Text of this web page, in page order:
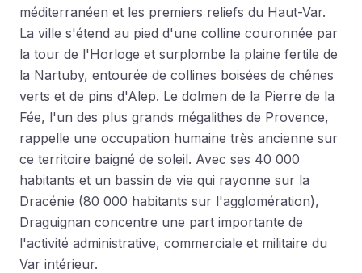
méditerranéen et les premiers reliefs du Haut-Var.
La ville s'étend au pied d'une colline couronnée par
la tour de l'Horloge et surplombe la plaine fertile de
la Nartuby, entourée de collines boisées de chênes
verts et de pins d'Alep. Le dolmen de la Pierre de la
Fée, l'un des plus grands mégalithes de Provence,
rappelle une occupation humaine très ancienne sur
ce territoire baigné de soleil. Avec ses 40 000
habitants et un bassin de vie qui rayonne sur la
Dracénie (80 000 habitants sur l'agglomération),
Draguignan concentre une part importante de
l'activité administrative, commerciale et militaire du
Var intérieur.